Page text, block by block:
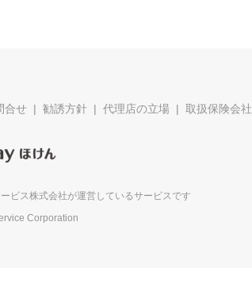
合せ 勧誘方針 代理店の立場 取扱保険会社
ビス株式会社が運営しているサービスです
Corporation